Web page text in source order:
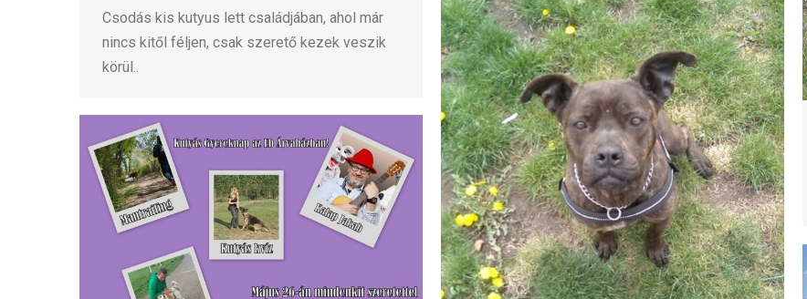
Csodás kis kutyus lett családjában, ahol már
nincs kitől féljen, csak szerető kezek veszik
körül..